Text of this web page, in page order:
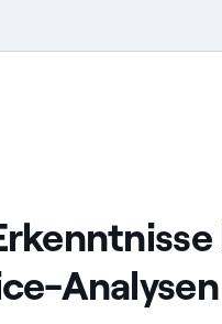
Analysen